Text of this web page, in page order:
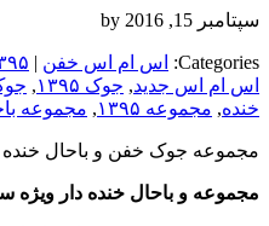
سپتامبر 15, 2016
Categories: اس ام اس خفن | Key Tags: ۱۳۹۵
اس ام اس جدید, جوک ۱۳۹۵ ,
خنده, مجموعه ۱۳۹۵ , مجموعه
مجموعه جوک خفن و باحال خنده دار
مجموعه و باحال خنده دار ویژه سال